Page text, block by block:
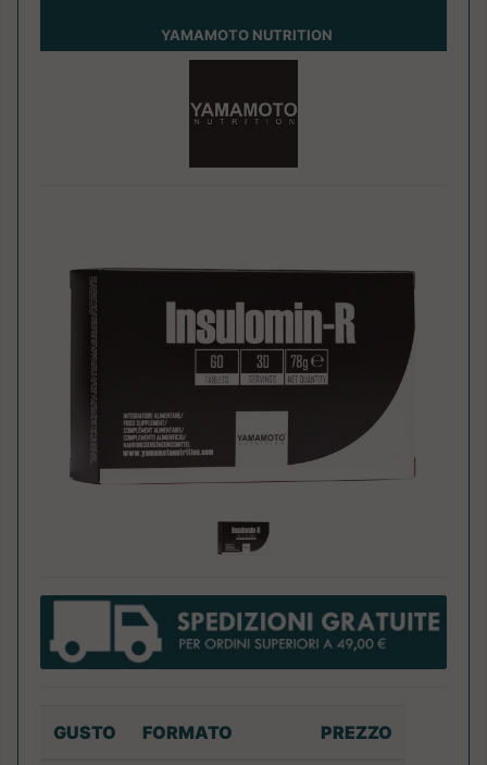
YAMAMOTO NUTRITION
GUSTO FORMATO PREZZO